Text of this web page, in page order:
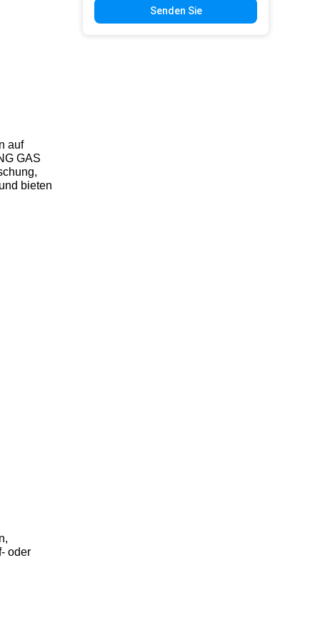
auf
GAS
bieten
oder
Senden Sie